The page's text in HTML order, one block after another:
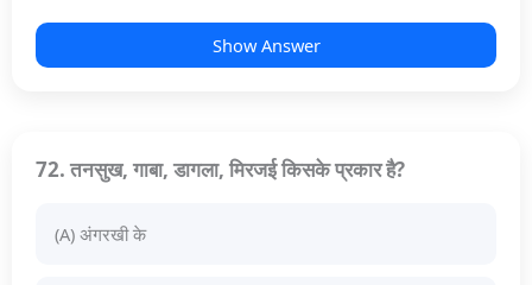
Show Answer
72. तनसुख, गाबा, डागला, मिरजई किसके प्रकार है?
(A) अंगरखी के